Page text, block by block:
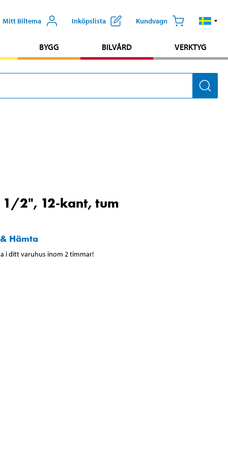
Mitt Biltema Inköpslista Kundvagn
BYGG BILVÅRD VERKTYG
1/2", 12-kant, tum
Hämta
i ditt varuhus inom 2 timmar!